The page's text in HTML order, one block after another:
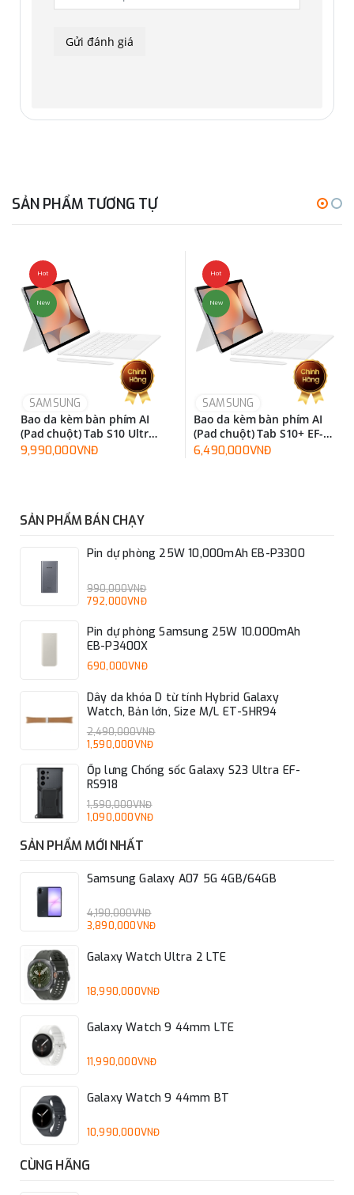
SẢN PHẨM TƯƠNG TỰ
Hot
New
SAMSUNG
Bao da kèm bàn phím AI
(Pad chuột) Tab S10 Ultra
EF-DX925UBEGWW
9,990,000VNĐ
Hot
New
SAMSUNG
Bao da kèm bàn phím AI
(Pad chuột) Tab S10+ EF-
DX825UWEGWW
6,490,000VNĐ
SẢN PHẨM BÁN CHẠY
Pin dự phòng 25W 10,000mAh EB-P3300
990,000VNĐ
792,000VNĐ
Pin dự phòng Samsung 25W 10.000mAh
EB-P3400X
690,000VNĐ
Dây da khóa D từ tính Hybrid Galaxy
Watch, Bản lớn, Size M/L ET-SHR94
2,490,000VNĐ
1,590,000VNĐ
Ốp lưng Chống sốc Galaxy S23 Ultra EF-
RS918
1,590,000VNĐ
1,090,000VNĐ
SẢN PHẨM MỚI NHẤT
Samsung Galaxy A07 5G 4GB/64GB
4,190,000VNĐ
3,890,000VNĐ
Galaxy Watch Ultra 2 LTE
18,990,000VNĐ
Galaxy Watch 9 44mm LTE
11,990,000VNĐ
Galaxy Watch 9 44mm BT
10,990,000VNĐ
CÙNG HÃNG